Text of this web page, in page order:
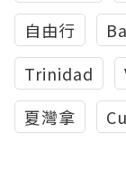
自由行
Trinidad
夏灣拿